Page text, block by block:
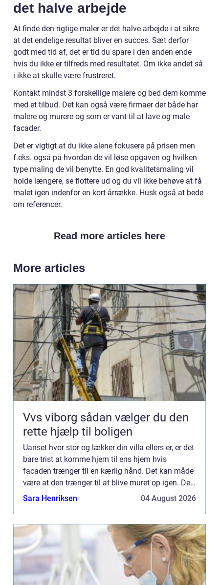
det halve arbejde
At finde den rigtige maler er det halve arbejde i at sikre
at det endelige resultat bliver en succes. Sæt derfor
godt med tid af, det er tid du spare i den anden ende
hvis du ikke er tilfreds med resultatet. Om ikke andet så
i ikke at skulle være frustreret.
Kontakt mindst 3 forskellige malere og bed dem komme
med et tilbud. Det kan også være firmaer der både har
malere og murere og som er vant til at lave og male
facader.
Det er vigtigt at du ikke alene fokusere på prisen men
f.eks. også på hvordan de vil løse opgaven og hvilken
type maling de vil benytte. En god kvalitetsmaling vil
holde længere, se flottere ud og du vil ikke behøve at få
malet igen indenfor en kort årrække. Husk også at bede
om referencer.
Read more articles here
More articles
Vvs viborg sådan vælger du den
rette hjælp til boligen
Uanset hvor stor og lækker din villa ellers er, er det
bare trist at komme hjem til ens hjem hvis
facaden trænger til en kærlig hånd. Det kan måde
være at den trænger til at blive muret op igen. Det
kan også være at det blot er nødvendigt at male
Sara Henriksen 04 August 2026